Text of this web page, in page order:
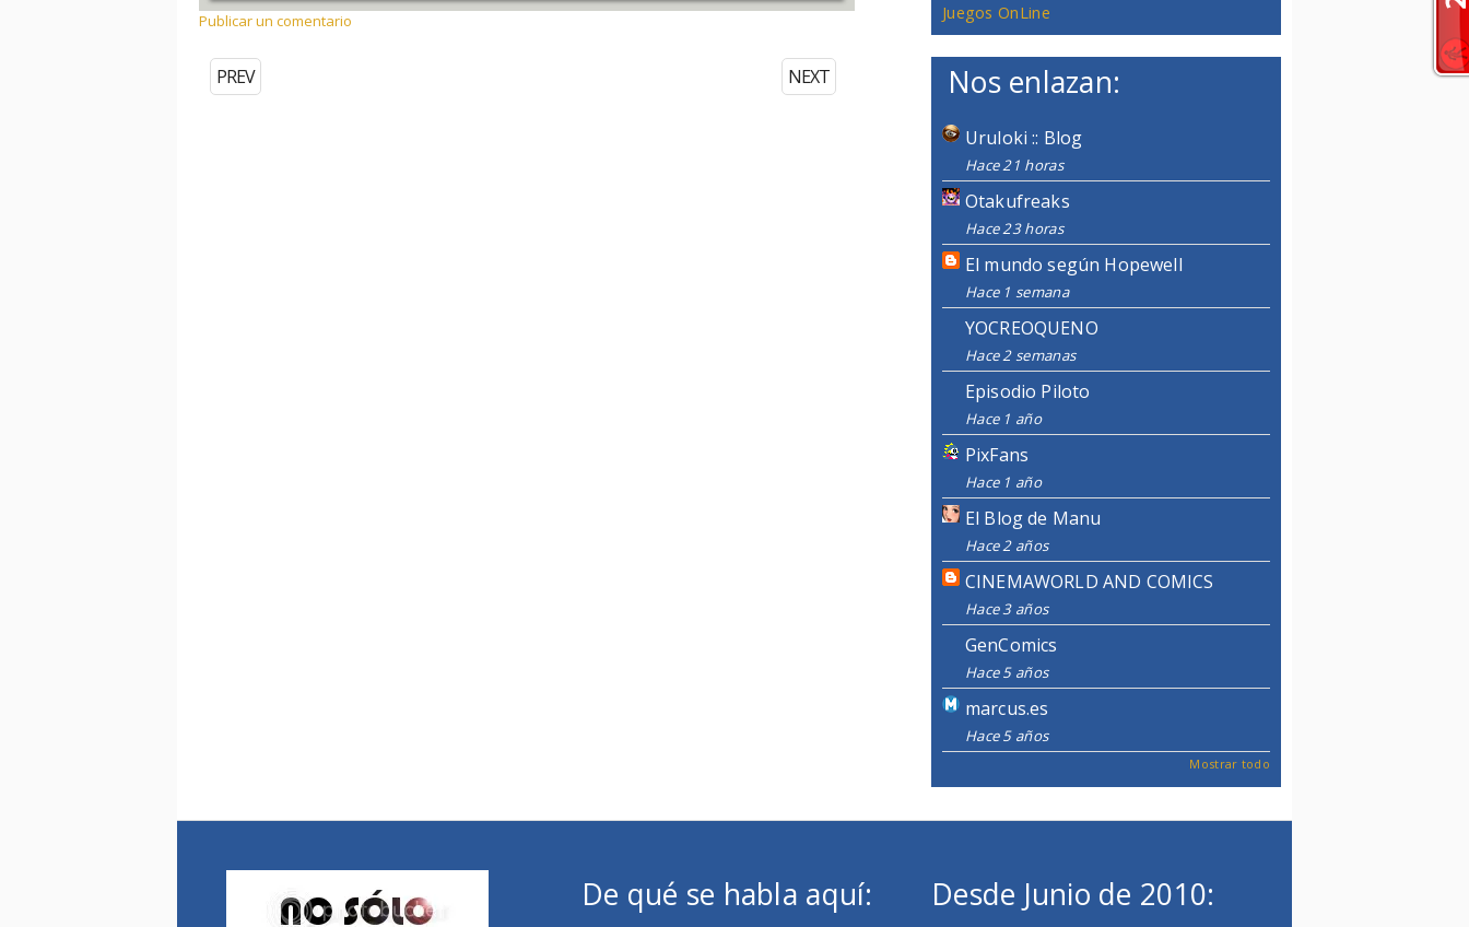
Publicar un comentario
NEXT
PREV
Juegos OnLine
Nos enlazan:
Uruloki :: Blog
Hace 21 horas
Otakufreaks
Hace 23 horas
El mundo según Hopewell
Hace 1 semana
YOCREOQUENO
Hace 2 semanas
Episodio Piloto
Hace 1 año
PixFans
Hace 1 año
El Blog de Manu
Hace 2 años
CINEMAWORLD AND COMICS
Hace 3 años
GenComics
Hace 5 años
marcus.es
Hace 5 años
Mostrar todo
De qué se habla aquí: Desde Junio de 2010: